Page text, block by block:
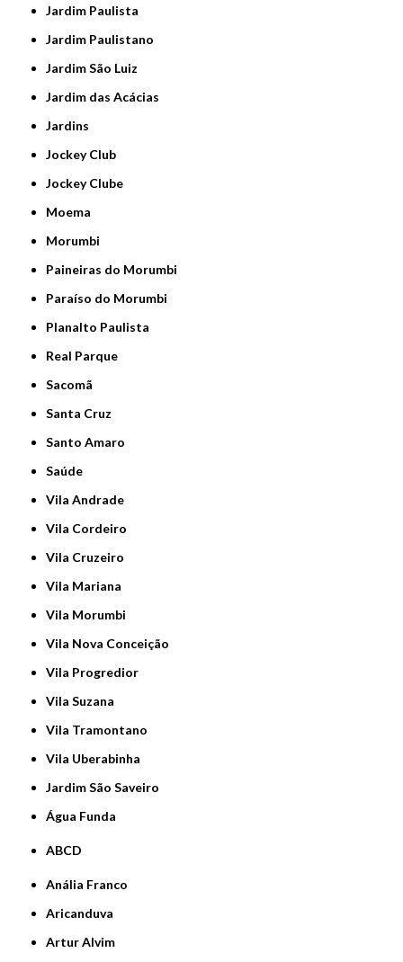
Jardim Paulista
Jardim Paulistano
Jardim São Luiz
Jardim das Acácias
Jardins
Jockey Club
Jockey Clube
Moema
Morumbi
Paineiras do Morumbi
Paraíso do Morumbi
Planalto Paulista
Real Parque
Sacomã
Santa Cruz
Santo Amaro
Saúde
Vila Andrade
Vila Cordeiro
Vila Cruzeiro
Vila Mariana
Vila Morumbi
Vila Nova Conceição
Vila Progredior
Vila Suzana
Vila Tramontano
Vila Uberabinha
jardim São Saveiro
Água Funda
ABCD
Anália Franco
Aricanduva
Artur Alvim